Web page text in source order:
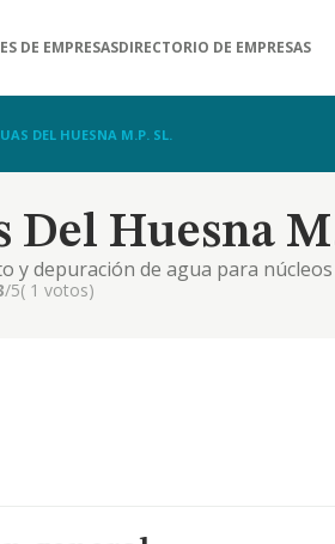
DE EMPRESASDIRECTORIO DE EMPRESAS
DEL HUESNA M.P. SL.
Del Huesna
y depuración de agua para
/5( 1 votos)